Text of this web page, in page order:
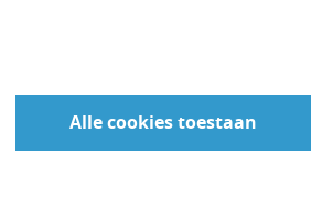
Alle cookies toestaan